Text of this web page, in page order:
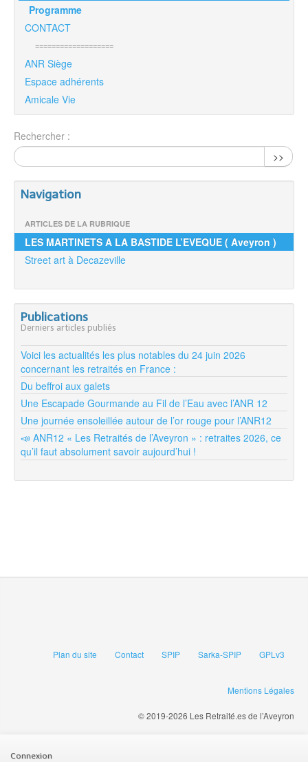
Programme
CONTACT
===================
ANR Siège
Espace adhérents
Amicale Vie
Rechercher :
>>
Navigation
ARTICLES DE LA RUBRIQUE
LES MARTINETS A LA BASTIDE L’EVEQUE ( Aveyron )
Street art à Decazeville
Publications
Derniers articles publiés
Voici les actualités les plus notables du 24 juin 2026
concernant les retraités en France :
Du beffroi aux galets
Une Escapade Gourmande au Fil de l’Eau avec l’ANR 12
Une journée ensoleillée autour de l’or rouge pour l’ANR12
📣 ANR12 « Les Retraités de l’Aveyron » : retraites 2026, ce
qu’il faut absolument savoir aujourd’hui !
Plan du site Contact SPIP Sarka-SPIP GPLv3
Mentions Légales
© 2019-2026 Les Retraité.es de l’Aveyron
Connexion